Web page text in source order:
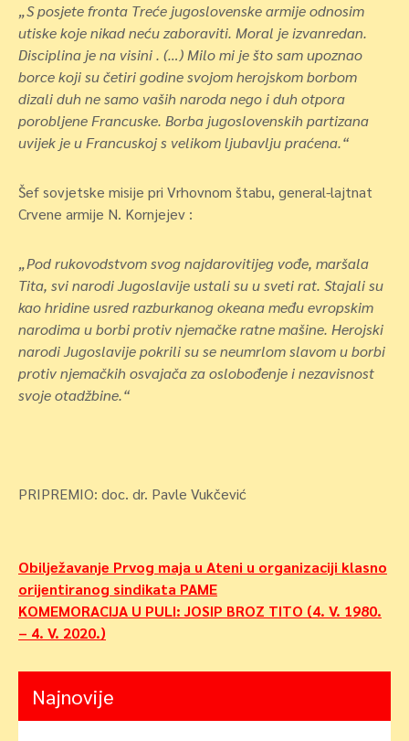
„S posjete fronta Treće jugoslovenske armije odnosim
utiske koje nikad neću zaboraviti. Moral je izvanredan.
Disciplina je na visini . (…) Milo mi je što sam upoznao
borce koji su četiri godine svojom herojskom borbom
dizali duh ne samo vaših naroda nego i duh otpora
porobljene Francuske. Borba jugoslovenskih partizana
uvijek je u Francuskoj s velikom ljubavlju praćena.“
Šef sovjetske misije pri Vrhovnom štabu, general-lajtnat
Crvene armije N. Kornjejev :
„Pod rukovodstvom svog najdarovitijeg vođe, maršala
Tita, svi narodi Jugoslavije ustali su u sveti rat. Stajali su
kao hridine usred razburkanog okeana među evropskim
narodima u borbi protiv njemačke ratne mašine. Herojski
narodi Jugoslavije pokrili su se neumrlom slavom u borbi
protiv njemačkih osvajača za oslobođenje i nezavisnost
svoje otadžbine.“
PRIPREMIO: doc. dr. Pavle Vukčević
Navigacija
objava
Obilježavanje Prvog maja u Ateni u organizaciji klasno
orijentiranog sindikata PAME
KOMEMORACIJA U PULI: JOSIP BROZ TITO (4. V. 1980.
– 4. V. 2020.)
Najnovije